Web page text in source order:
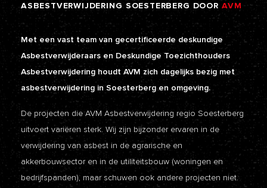
ASBESTVERWIJDERING SOESTERBERG DOOR AVM
Met een vast team van gecertificeerde deskundige
Asbestverwijderaars en Deskundige Toezichthouders
Asbestverwijdering houdt AVM zich dagelijks bezig met
asbestverwijdering in Soesterberg en omgeving.
De projecten die AVM Asbestverwijdering regio Soesterberg
uitvoert variëren sterk. Wij zijn bijzonder ervaren in de
verwijdering van asbest in de agrarische en
akkerbouwsector en in de utiliteitsbouw (woningen en
bedrijfspanden), maar schuwen ook andere projecten niet.